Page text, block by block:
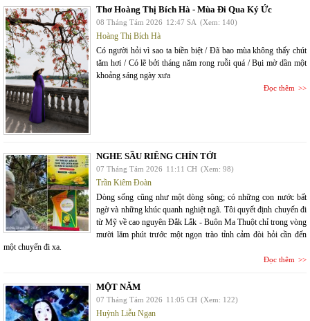
Thơ Hoàng Thị Bích Hà - Mùa Đi Qua Ký Ức
08 Tháng Tám 2026 12:47 SA (Xem: 140)
Hoàng Thị Bích Hà
Có người hỏi vì sao ta biền biệt / Đã bao mùa không thấy chút
tăm hơi / Có lẽ bởi tháng năm rong ruỗi quá / Bụi mờ dần một
khoảng sáng ngày xưa
Đọc thêm
NGHE SẦU RIÊNG CHÍN TỚI
07 Tháng Tám 2026 11:11 CH (Xem: 98)
Trần Kiêm Đoàn
Dòng sống cũng như một dòng sông; có những con nước bất
ngờ và những khúc quanh nghiệt ngã. Tôi quyết định chuyến đi
từ Mỹ về cao nguyên Đắk Lắk - Buôn Ma Thuột chỉ trong vòng
mười lăm phút trước một ngọn trào tỉnh cảm đòi hỏi cần đến
một chuyến đi xa.
Đọc thêm
MỘT NĂM
07 Tháng Tám 2026 11:05 CH (Xem: 122)
Huỳnh Liễu Ngạn